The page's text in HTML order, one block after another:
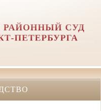
СУД
ПЕТЕРБУРГА